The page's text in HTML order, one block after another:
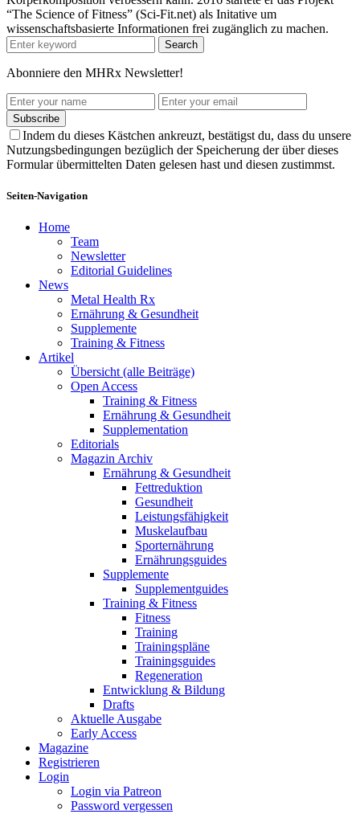
“The Science of Fitness” (Sci-Fit.net) als Initative um
wissenschaftsbasierte Informationen frei zugänglich zu machen.
Search
Abonniere den MHRx Newsletter!
Subscribe
Indem du dieses Kästchen ankreuzt, bestätigst du, dass du unsere
Nutzungsbedingungen bezüglich der Speicherung der über dieses
Formular übermittelten Daten gelesen hast und diesen zustimmst.
Seiten-Navigation
Home
Team
Newsletter
Editorial Guidelines
News
Metal Health Rx
Ernährung & Gesundheit
Supplemente
Training & Fitness
Artikel
Übersicht (alle Beiträge)
Open Access
Training & Fitness
Ernährung & Gesundheit
Supplementation
Editorials
Magazin Archiv
Ernährung & Gesundheit
Fettreduktion
Gesundheit
Leistungsfähigkeit
Muskelaufbau
Sporternährung
Ernährungsguides
Supplemente
Supplementguides
Training & Fitness
Fitness
Training
Trainingspläne
Trainingsguides
Regeneration
Entwicklung & Bildung
Drafts
Aktuelle Ausgabe
Early Access
Magazine
Registrieren
Login
Login via Patreon
Password vergessen